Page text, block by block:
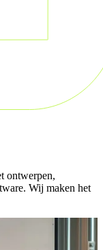
ontwerpen,
Wij maken het